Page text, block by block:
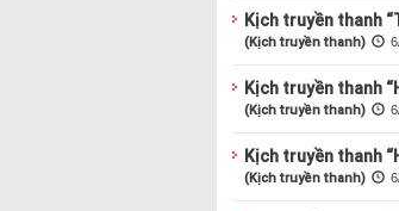
Kịch truyền thanh
(Kịch truyền thanh)
Kịch truyền thanh
(Kịch truyền thanh)
Kịch truyền thanh
(Kịch truyền thanh)